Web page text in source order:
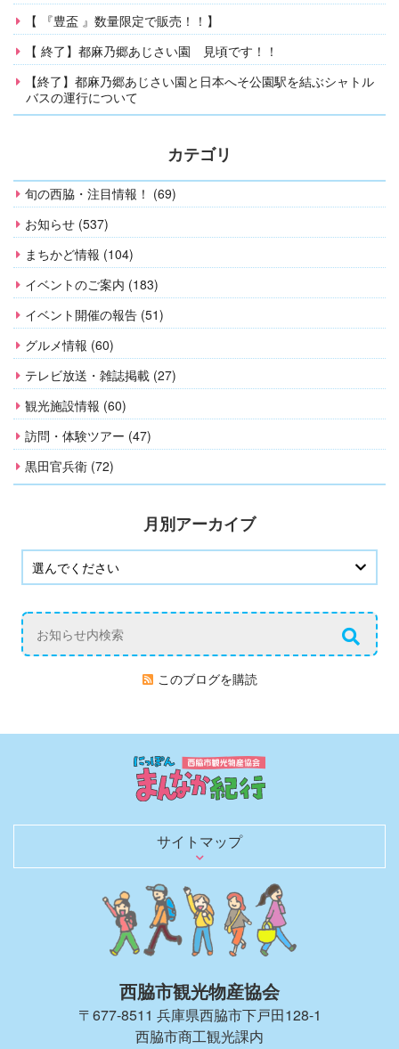
【 『豊盃 』数量限定で販売！！】
【 終了】都麻乃郷あじさい園 見頃です！！
【終了】都麻乃郷あじさい園と日本へそ公園駅を結ぶシャトル
バスの運行について
カテゴリ
旬の西脇・注目情報！ (69)
お知らせ (537)
まちかど情報 (104)
イベントのご案内 (183)
イベント開催の報告 (51)
グルメ情報 (60)
テレビ放送・雑誌掲載 (27)
観光施設情報 (60)
訪問・体験ツアー (47)
黒田官兵衛 (72)
月別アーカイブ
このブログを購読
サイトマップ
日本のまんなかを行く
歴史を語る文化財
観光スポット
お土産・買い物
レジャー・宿泊
日本のへそ到達証明書を発行
へそにちなんだグルメ＆お土産
へそにちなんだイベント
観光モデルコース
春夏秋冬 花ごよみ
四季を彩る風物詩（イベントガイド）
にしわき豆知識
体験・土産にしたい匠の技と味
のんびり泊まろう
キャンプで自然を満喫
観光パンフレット
お役立ちリンク
観光ガイドがご同行します！
取材・ロケ支援のご相談
旅行会社のみなさまへ
西脇市観光物産協会について
西脇市観光物産協会の会員一覧
西脇市へのアクセス
お知らせブログ
お問い合わせ
西脇市観光物産協会
〒677-8511 兵庫県西脇市下戸田128-1
西脇市商工観光課内